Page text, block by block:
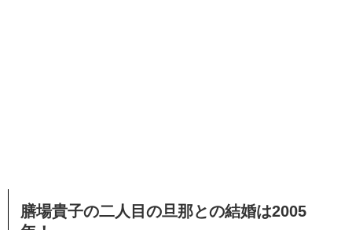
膳場貴子の二人目の旦那との結婚は2005